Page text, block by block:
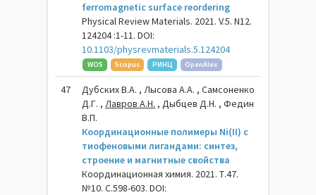
ferromagnetic surface reordering
Physical Review Materials. 2021. V.5. N12.
124204 :1-11. DOI:
10.1103/physrevmaterials.5.124204
WOS Scopus РИНЦ OpenAlex
47
Дубских В.А. , Лысова А.А. , Самсоненко
Д.Г. ,Лавров А.Н. , Дыбцев Д.Н. , Федин
В.П.
Координационные полимеры Ni(II) с
тиофеновыми лигандами: синтез,
строение и магнитные свойства
Координационная химия. 2021. Т.47.
№10. С.598-603. DOI: